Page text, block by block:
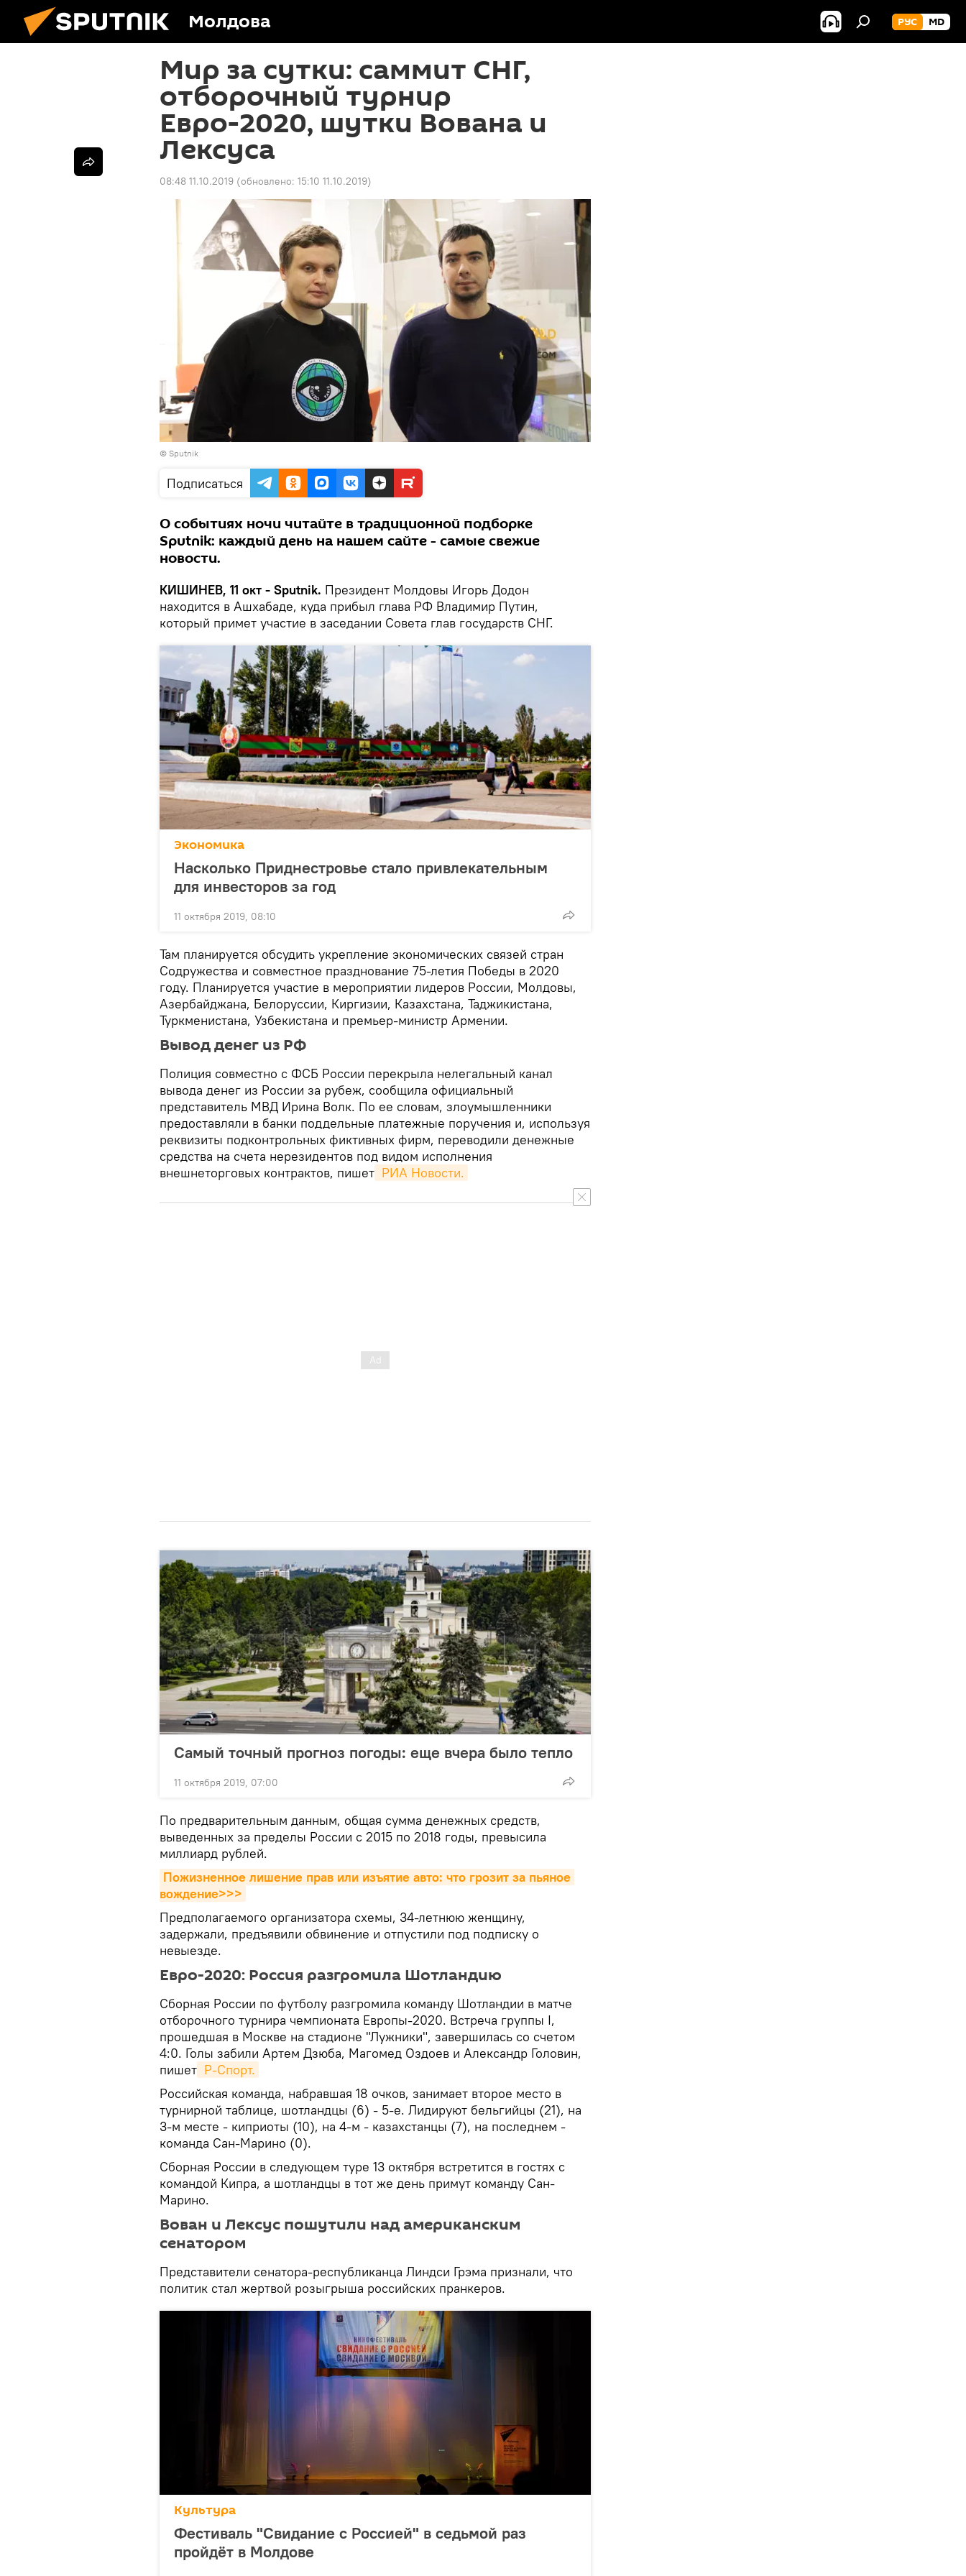
Молдова РУС MD
Мир за сутки: саммит СНГ,
отборочный турнир
Евро-2020, шутки Вована и
Лексуса
08:48 11.10.2019 (обновлено: 15:10 11.10.2019)
© Sputnik
Подписаться
О событиях ночи читайте в традиционной подборке
Sputnik: каждый день на нашем сайте - самые свежие
новости.
КИШИНЕВ, 11 окт - Sputnik. Президент Молдовы Игорь Додон
находится в Ашхабаде, куда прибыл глава РФ Владимир Путин,
который примет участие в заседании Совета глав государств СНГ.
Экономика
Насколько Приднестровье стало привлекательным
для инвесторов за год
11 октября 2019, 08:10
Там планируется обсудить укрепление экономических связей стран
Содружества и совместное празднование 75-летия Победы в 2020
году. Планируется участие в мероприятии лидеров России, Молдовы,
Азербайджана, Белоруссии, Киргизии, Казахстана, Таджикистана,
Туркменистана, Узбекистана и премьер-министр Армении.
Вывод денег из РФ
Полиция совместно с ФСБ России перекрыла нелегальный канал
вывода денег из России за рубеж, сообщила официальный
представитель МВД Ирина Волк. По ее словам, злоумышленники
предоставляли в банки поддельные платежные поручения и, используя
реквизиты подконтрольных фиктивных фирм, переводили денежные
средства на счета нерезидентов под видом исполнения
внешнеторговых контрактов, пишет РИА Новости.
Самый точный прогноз погоды: еще вчера было тепло
11 октября 2019, 07:00
По предварительным данным, общая сумма денежных средств,
выведенных за пределы России с 2015 по 2018 годы, превысила
миллиард рублей.
Пожизненное лишение прав или изъятие авто: что грозит за пьяное
вождение>>>
Предполагаемого организатора схемы, 34-летнюю женщину,
задержали, предъявили обвинение и отпустили под подписку о
невыезде.
Евро-2020: Россия разгромила Шотландию
Сборная России по футболу разгромила команду Шотландии в матче
отборочного турнира чемпионата Европы-2020. Встреча группы I,
прошедшая в Москве на стадионе "Лужники", завершилась со счетом
4:0. Голы забили Артем Дзюба, Магомед Оздоев и Александр Головин,
пишет Р-Спорт.
Российская команда, набравшая 18 очков, занимает второе место в
турнирной таблице, шотландцы (6) - 5-е. Лидируют бельгийцы (21), на
3-м месте - киприоты (10), на 4-м - казахстанцы (7), на последнем -
команда Сан-Марино (0).
Сборная России в следующем туре 13 октября встретится в гостях с
командой Кипра, а шотландцы в тот же день примут команду Сан-
Марино.
Вован и Лексус пошутили над американским
сенатором
Представители сенатора-республиканца Линдси Грэма признали, что
политик стал жертвой розыгрыша российских пранкеров.
Культура
Фестиваль "Свидание с Россией" в седьмой раз
пройдёт в Молдове